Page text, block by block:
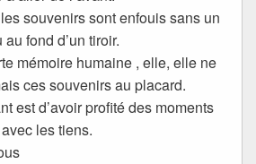
souvenirs sont enfouis sans un
fond d’un tiroir.
mémoire humaine , elle, elle ne
ces souvenirs au placard.
est d’avoir profité des moments
les tiens.